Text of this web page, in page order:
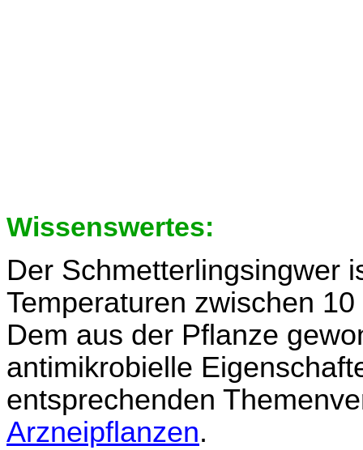
Wissenswertes:
Der Schmetterlingsingwer
Temperaturen zwischen
Dem aus der Pflanze
antimikrobielle
entsprechenden
Arzneipflanzen.